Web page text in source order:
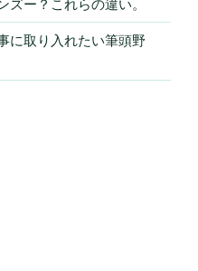
ズー？これらの違い。
に取り入れたい筆頭野